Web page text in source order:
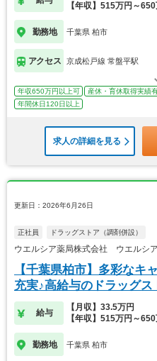
【年収】515万円～650
勤務地 千葉県 柏市
アクセス 京成松戸線 常盤平駅
年収650万円以上可 産休・育休取得実績
年間休日120日以上
求人の詳細を見る
更新日：2026年6月26日
正社員 ドラッグストア（調剤併設）
ウエルシア薬局株式会社 ウエルシ
【千葉県柏市】多彩なキ
充実♪高給与のドラッグ
給与
【月収】33.5万円
【年収】515万円～650
勤務地 千葉県 柏市